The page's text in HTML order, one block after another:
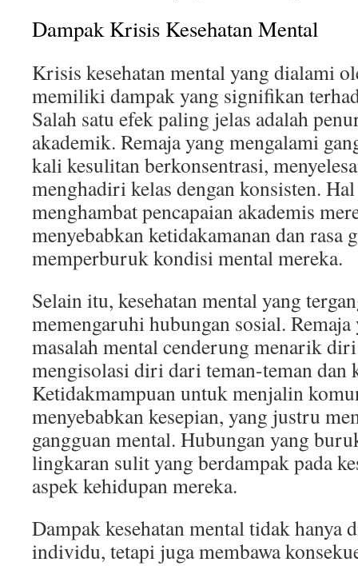
Dampak Krisis Kesehatan Mental
Krisis kesehatan mental yang dialami
memiliki dampak yang signifikan
Salah satu efek paling jelas adalah
akademik. Remaja yang mengalami
kali kesulitan berkonsentrasi,
menghadiri kelas dengan konsisten.
menghambat pencapaian akademis
menyebabkan ketidakamanan dan rasa
memperburuk kondisi mental mereka.
Selain itu, kesehatan mental yang
memengaruhi hubungan sosial.
masalah mental cenderung menarik
mengisolasi diri dari teman-teman dan
Ketidakmampuan untuk menjalin
menyebabkan kesepian, yang justru
gangguan mental. Hubungan yang
lingkaran sulit yang berdampak pada
aspek kehidupan mereka.
Dampak kesehatan mental tidak hanya
individu, tetapi juga membawa